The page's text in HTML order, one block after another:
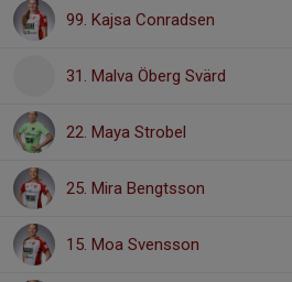
99. Kajsa Conradsen
31. Malva Öberg Svärd
22. Maya Strobel
25. Mira Bengtsson
15. Moa Svensson